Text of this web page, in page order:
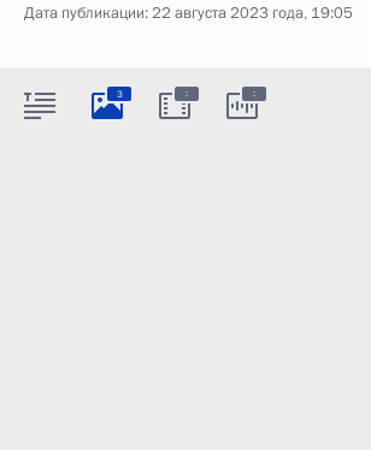
Дата публикации:22 августа 2023 года, 19:05
3 : :